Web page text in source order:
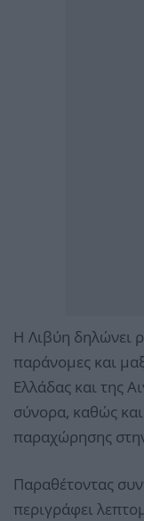
Η Λιβύη δηλώνει
παράνομες και
Ελλάδας και της
σύνορα, καθώς και
παραχώρησης
Παραθέτοντας
περιγράφει